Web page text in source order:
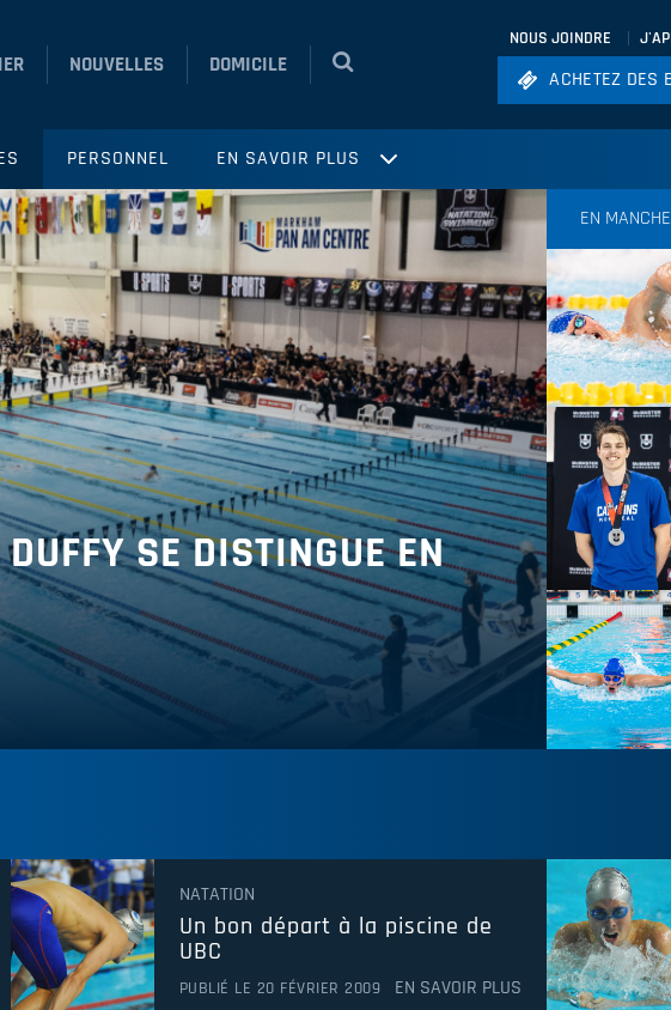
NOUVELLES DOMICILE
NOUS JOINDRE
ACHETEZ DES
Rugby
Volleyball
ACHETEZ DES
PERSONNEL EN SAVOIR PLUS
SE DISTINGUE EN
EN
NATATION
Un bon départ à la piscine de
UBC
PUBLIÉ LE 20 FÉVRIER 2009 EN SAVOIR PLUS